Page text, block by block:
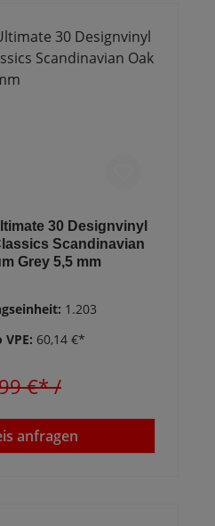
30 Designvinyl
Scandinavian
Grey 5,5 mm
1.203
60,14 €*
€*/
anfragen